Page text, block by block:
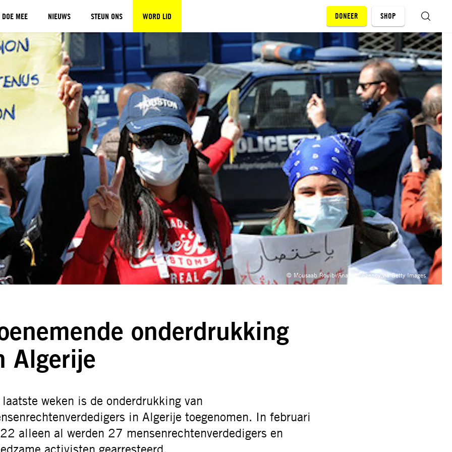
DOE MEE NIEUWS STEUN ONS WORD LID DONEER SHOP
© Mousaab Rouibi/Anadolu Agency via Getty Images
onderdrukking
Algerije
laatste weken is de onderdrukking van
in Algerije toegenomen. In februari
alleen al werden 27 mensenrechtenverdedigers en
activisten gearresteerd.